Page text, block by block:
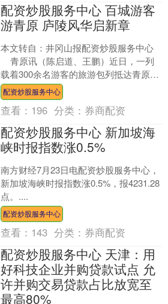
配资炒股服务中心 百城游客
游青原 庐陵风华启新章
本文转自：井冈山报配资炒股服务中心
青原讯（陈启道、王鹏）近日，一列
载着300余名游客的旅游包列抵达青原
区。来自全国上百个城市的游客开启了
一段领略“文天....
配资炒股服务中心
查看： 196 分类： 券商配资
配资炒股服务中心 新加坡海
峡时报指数涨0.5%
南方财经7月23日电配资炒股服务中心，
新加坡海峡时报指数涨0.5%，报4231.28
点。....
配资炒股服务中心
查看： 143 分类： 券商配资
配资炒股服务中心 天津：用
好科技企业并购贷款试点 允
许并购交易贷款占比放宽至
最高80%